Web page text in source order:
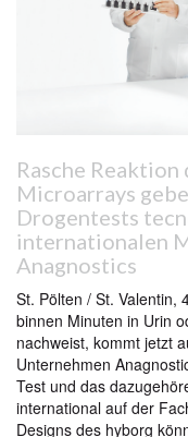
Rasche
Microarrays
Drogentests
internationalen
Anagnostics
St. Pölten / St. Valentin,
binnen Minuten in Urin
nachweist, kommt jetzt
Unternehmen
Test und das
international auf der
Designs des hyborg